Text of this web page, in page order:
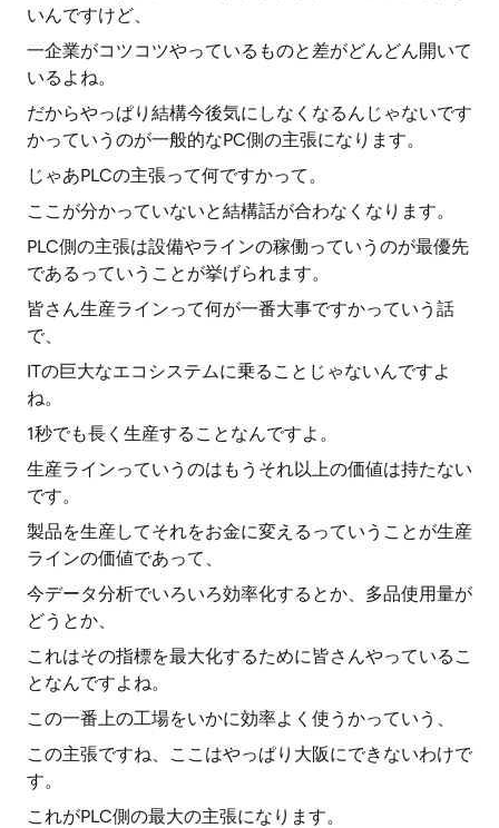
いんですけど、
一企業がコツコツやっているものと差がどんどん開いて
いるよね。
だからやっぱり結構今後気にしなくなるんじゃないです
かっていうのが一般的なPC側の主張になります。
じゃあPLCの主張って何ですかって。
ここが分かっていないと結構話が合わなくなります。
PLC側の主張は設備やラインの稼働っていうのが最優先
であるっていうことが挙げられます。
皆さん生産ラインって何が一番大事ですかっていう話
で、
ITの巨大なエコシステムに乗ることじゃないんですよ
ね。
1秒でも長く生産することなんですよ。
生産ラインっていうのはもうそれ以上の価値は持たない
です。
製品を生産してそれをお金に変えるっていうことが生産
ラインの価値であって、
今データ分析でいろいろ効率化するとか、多品使用量が
どうとか、
これはその指標を最大化するために皆さんやっているこ
となんですよね。
この一番上の工場をいかに効率よく使うかっていう、
この主張ですね、ここはやっぱり大阪にできないわけで
す。
これがPLC側の最大の主張になります。